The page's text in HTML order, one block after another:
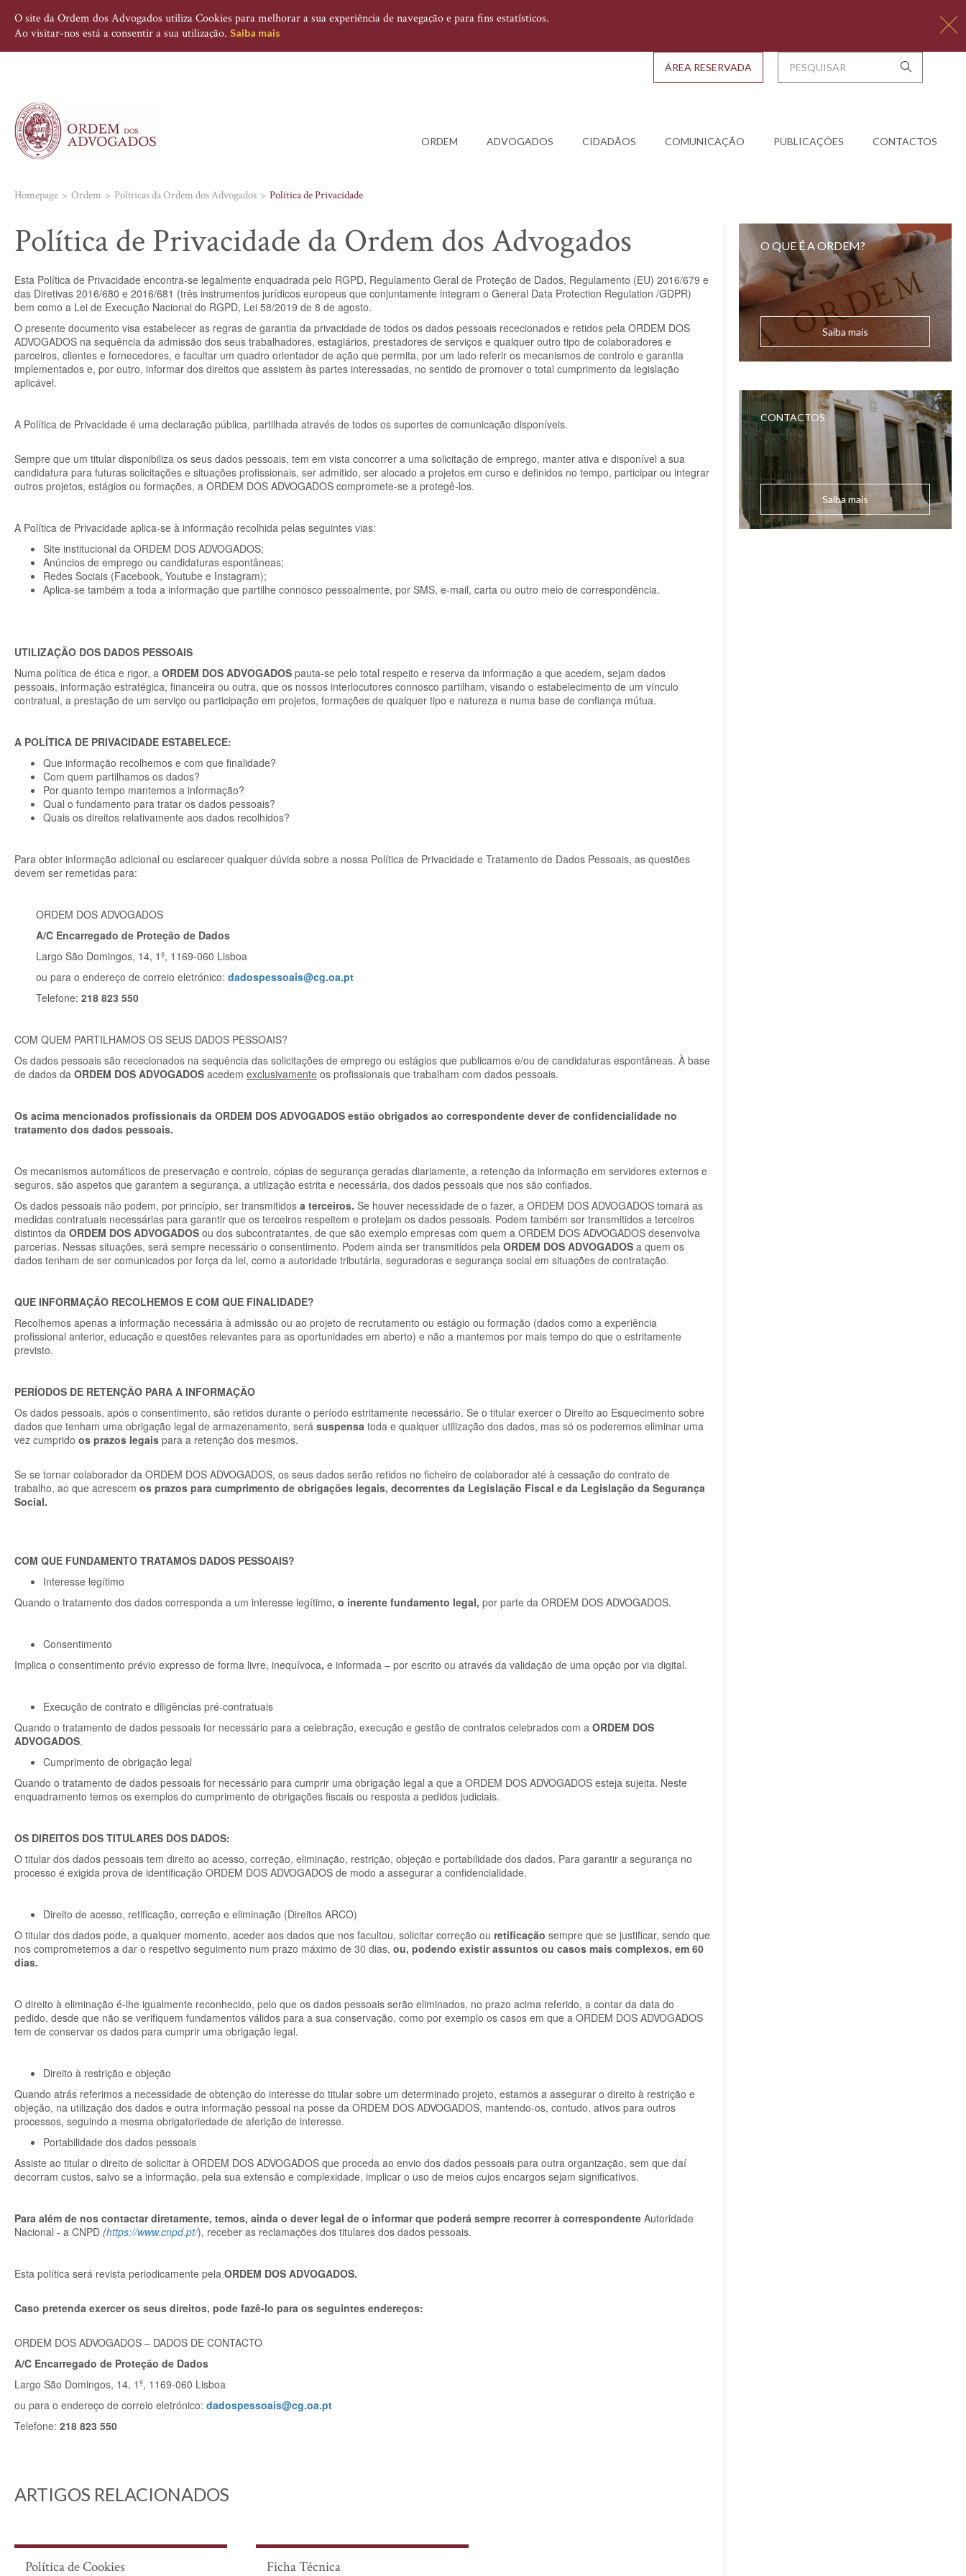
O site da Ordem dos Advogados utiliza Cookies para melhorar a sua experiência de navegação e para fins estatísticos.
Ao visitar-nos está a consentir a sua utilização. Saiba mais
ORDEM ADVOGADOS CIDADÃOS COMUNICAÇÃO PUBLICAÇÕES CONTACTOS
ÁREA RESERVADA
Homepage Ordem Politicas da Ordem dos Advogados Política de Privacidade
Política de Privacidade da Ordem dos Advogados
Esta Política de Privacidade encontra-se legalmente enquadrada pelo RGPD, Regulamento Geral de Proteção de Dados, Regulamento (EU) 2016/679 e
das Diretivas 2016/680 e 2016/681 (três instrumentos jurídicos europeus que conjuntamente integram o General Data Protection Regulation /GDPR)
bem como a Lei de Execução Nacional do RGPD, Lei 58/2019 de 8 de agosto.
O presente documento visa estabelecer as regras de garantia da privacidade de todos os dados pessoais rececionados e retidos pela ORDEM DOS
ADVOGADOS na sequência da admissão dos seus trabalhadores, estagiários, prestadores de serviços e qualquer outro tipo de colaboradores e
parceiros, clientes e fornecedores, e facultar um quadro orientador de ação que permita, por um lado referir os mecanismos de controlo e garantia
implementados e, por outro, informar dos direitos que assistem às partes interessadas, no sentido de promover o total cumprimento da legislação
aplicável.
A Política de Privacidade é uma declaração pública, partilhada através de todos os suportes de comunicação disponíveis.
Sempre que um titular disponibiliza os seus dados pessoais, tem em vista concorrer a uma solicitação de emprego, manter ativa e disponível a sua
candidatura para futuras solicitações e situações profissionais, ser admitido, ser alocado a projetos em curso e definidos no tempo, participar ou integrar
outros projetos, estágios ou formações, a ORDEM DOS ADVOGADOS compromete-se a protegê-los.
A Política de Privacidade aplica-se à informação recolhida pelas seguintes vias:
Site institucional da ORDEM DOS ADVOGADOS;
Anúncios de emprego ou candidaturas espontâneas;
Redes Sociais (Facebook, Youtube e Instagram);
Aplica-se também a toda a informação que partilhe connosco pessoalmente, por SMS, e-mail, carta ou outro meio de correspondência.
UTILIZAÇÃO DOS DADOS PESSOAIS
Numa política de ética e rigor, a ORDEM DOS ADVOGADOS pauta-se pelo total respeito e reserva da informação a que acedem, sejam dados
pessoais, informação estratégica, financeira ou outra, que os nossos interlocutores connosco partilham, visando o estabelecimento de um vínculo
contratual, a prestação de um serviço ou participação em projetos, formações de qualquer tipo e natureza e numa base de confiança mútua.
A POLÍTICA DE PRIVACIDADE ESTABELECE:
Que informação recolhemos e com que finalidade?
Com quem partilhamos os dados?
Por quanto tempo mantemos a informação?
Qual o fundamento para tratar os dados pessoais?
Quais os direitos relativamente aos dados recolhidos?
Para obter informação adicional ou esclarecer qualquer dúvida sobre a nossa Política de Privacidade e Tratamento de Dados Pessoais, as questões
devem ser remetidas para:
ORDEM DOS ADVOGADOS
A/C Encarregado de Proteção de Dados
Largo São Domingos, 14, 1º, 1169-060 Lisboa
ou para o endereço de correio eletrónico: dadospessoais@cg.oa.pt
Telefone: 218 823 550
COM QUEM PARTILHAMOS OS SEUS DADOS PESSOAIS?
Os dados pessoais são rececionados na sequência das solicitações de emprego ou estágios que publicamos e/ou de candidaturas espontâneas. À base
de dados da ORDEM DOS ADVOGADOS acedem exclusivamente os profissionais que trabalham com dados pessoais.
Os acima mencionados profissionais da ORDEM DOS ADVOGADOS estão obrigados ao correspondente dever de confidencialidade no
tratamento dos dados pessoais.
Os mecanismos automáticos de preservação e controlo, cópias de segurança geradas diariamente, a retenção da informação em servidores externos e
seguros, são aspetos que garantem a segurança, a utilização estrita e necessária, dos dados pessoais que nos são confiados.
Os dados pessoais não podem, por princípio, ser transmitidos a terceiros. Se houver necessidade de o fazer, a ORDEM DOS ADVOGADOS tomará as
medidas contratuais necessárias para garantir que os terceiros respeitem e protejam os dados pessoais. Podem também ser transmitidos a terceiros
distintos da ORDEM DOS ADVOGADOS ou dos subcontratantes, de que são exemplo empresas com quem a ORDEM DOS ADVOGADOS desenvolva
parcerias. Nessas situações, será sempre necessário o consentimento. Podem ainda ser transmitidos pela ORDEM DOS ADVOGADOS a quem os
dados tenham de ser comunicados por força da lei, como a autoridade tributária, seguradoras e segurança social em situações de contratação.
QUE INFORMAÇÃO RECOLHEMOS E COM QUE FINALIDADE?
Recolhemos apenas a informação necessária à admissão ou ao projeto de recrutamento ou estágio ou formação (dados como a experiência
profissional anterior, educação e questões relevantes para as oportunidades em aberto) e não a mantemos por mais tempo do que o estritamente
previsto.
PERÍODOS DE RETENÇÃO PARA A INFORMAÇÃO
Os dados pessoais, após o consentimento, são retidos durante o período estritamente necessário. Se o titular exercer o Direito ao Esquecimento sobre
dados que tenham uma obrigação legal de armazenamento, será suspensa toda e qualquer utilização dos dados, mas só os poderemos eliminar uma
vez cumprido os prazos legais para a retenção dos mesmos.
Se se tornar colaborador da ORDEM DOS ADVOGADOS, os seus dados serão retidos no ficheiro de colaborador até à cessação do contrato de
trabalho, ao que acrescem os prazos para cumprimento de obrigações legais, decorrentes da Legislação Fiscal e da Legislação da Segurança
Social.
COM QUE FUNDAMENTO TRATAMOS DADOS PESSOAIS?
Interesse legítimo
Quando o tratamento dos dados corresponda a um interesse legítimo, o inerente fundamento legal, por parte da ORDEM DOS ADVOGADOS.
Consentimento
Implica o consentimento prévio expresso de forma livre, inequívoca, e informada – por escrito ou através da validação de uma opção por via digital.
Execução de contrato e diligências pré-contratuais
Quando o tratamento de dados pessoais for necessário para a celebração, execução e gestão de contratos celebrados com a ORDEM DOS
ADVOGADOS.
Cumprimento de obrigação legal
Quando o tratamento de dados pessoais for necessário para cumprir uma obrigação legal a que a ORDEM DOS ADVOGADOS esteja sujeita. Neste
enquadramento temos os exemplos do cumprimento de obrigações fiscais ou resposta a pedidos judiciais.
OS DIREITOS DOS TITULARES DOS DADOS:
O titular dos dados pessoais tem direito ao acesso, correção, eliminação, restrição, objeção e portabilidade dos dados. Para garantir a segurança no
processo é exigida prova de identificação ORDEM DOS ADVOGADOS de modo a assegurar a confidencialidade.
Direito de acesso, retificação, correção e eliminação (Direitos ARCO)
O titular dos dados pode, a qualquer momento, aceder aos dados que nos facultou, solicitar correção ou retificação sempre que se justificar, sendo que
nos comprometemos a dar o respetivo seguimento num prazo máximo de 30 dias, ou, podendo existir assuntos ou casos mais complexos, em 60
dias.
O direito à eliminação é-lhe igualmente reconhecido, pelo que os dados pessoais serão eliminados, no prazo acima referido, a contar da data do
pedido, desde que não se verifiquem fundamentos válidos para a sua conservação, como por exemplo os casos em que a ORDEM DOS ADVOGADOS
tem de conservar os dados para cumprir uma obrigação legal.
Direito à restrição e objeção
Quando atrás referimos a necessidade de obtenção do interesse do titular sobre um determinado projeto, estamos a assegurar o direito à restrição e
objeção, na utilização dos dados e outra informação pessoal na posse da ORDEM DOS ADVOGADOS, mantendo-os, contudo, ativos para outros
processos, seguindo a mesma obrigatoriedade de aferição de interesse.
Portabilidade dos dados pessoais
Assiste ao titular o direito de solicitar à ORDEM DOS ADVOGADOS que proceda ao envio dos dados pessoais para outra organização, sem que daí
decorram custos, salvo se a informação, pela sua extensão e complexidade, implicar o uso de meios cujos encargos sejam significativos.
Para além de nos contactar diretamente, temos, ainda o dever legal de o informar que poderá sempre recorrer à correspondente Autoridade
Nacional - a CNPD (https://www.cnpd.pt/), receber as reclamações dos titulares dos dados pessoais.
Esta política será revista periodicamente pela ORDEM DOS ADVOGADOS.
Caso pretenda exercer os seus direitos, pode fazê-lo para os seguintes endereços:
ORDEM DOS ADVOGADOS – DADOS DE CONTACTO
A/C Encarregado de Proteção de Dados
Largo São Domingos, 14, 1º, 1169-060 Lisboa
ou para o endereço de correio eletrónico: dadospessoais@cg.oa.pt
Telefone: 218 823 550
ARTIGOS RELACIONADOS
Política de Cookies Ficha Técnica
O QUE É A ORDEM?
Saiba mais
CONTACTOS
Saiba mais